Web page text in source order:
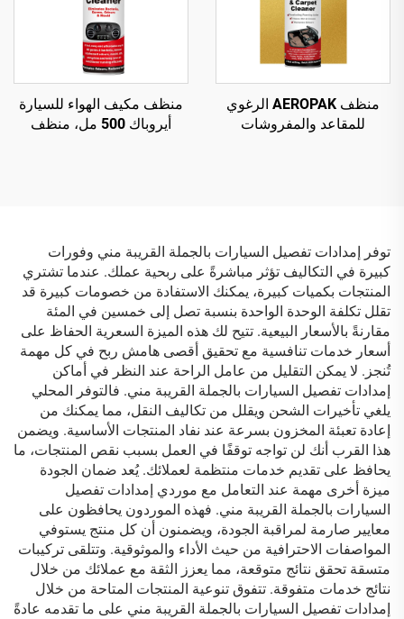
منظف AEROPAK الرغوي
للمقاعد والمفروشات
منظف مكيف الهواء للسيارة
أيروباك 500 مل، منظف
توفر إمدادات تفصيل السيارات بالجملة القريبة مني وفورات
كبيرة في التكاليف تؤثر مباشرةً على ربحية عملك. عندما تشتري
المنتجات بكميات كبيرة، يمكنك الاستفادة من خصومات كبيرة قد
تقلل تكلفة الوحدة الواحدة بنسبة تصل إلى خمسين في المئة
مقارنةً بالأسعار البيعية. تتيح لك هذه الميزة السعرية الحفاظ على
أسعار خدمات تنافسية مع تحقيق أقصى هامش ربح في كل مهمة
تُنجز. لا يمكن التقليل من عامل الراحة عند النظر في أماكن
إمدادات تفصيل السيارات بالجملة القريبة مني. فالتوفر المحلي
يلغي تأخيرات الشحن ويقلل من تكاليف النقل، مما يمكنك من
إعادة تعبئة المخزون بسرعة عند نفاد المنتجات الأساسية. ويضمن
هذا القرب أنك لن تواجه توقفًا في العمل بسبب نقص المنتجات، ما
يحافظ على تقديم خدمات منتظمة لعملائك. يُعد ضمان الجودة
ميزة أخرى مهمة عند التعامل مع موردي إمدادات تفصيل
السيارات بالجملة القريبة مني. فهذه الموردون يحافظون على
معايير صارمة لمراقبة الجودة، ويضمنون أن كل منتج يستوفي
المواصفات الاحترافية من حيث الأداء والموثوقية. وتتلقى تركيبات
متسقة تحقق نتائج متوقعة، مما يعزز الثقة مع عملائك من خلال
نتائج خدمات متفوقة. تتفوق تنوعية المنتجات المتاحة من خلال
إمدادات تفصيل السيارات بالجملة القريبة مني على ما تقدمه عادةً